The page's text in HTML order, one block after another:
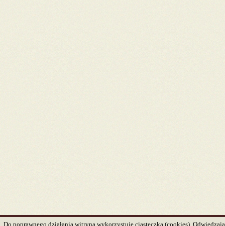
Do poprawnego działania witryna wykorzystuje ciasteczka (cookies).